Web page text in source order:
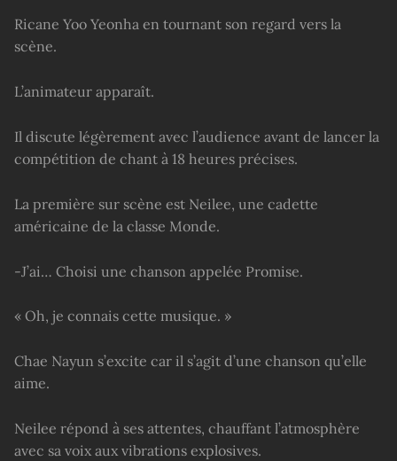
Ricane Yoo Yeonha en tournant son regard vers la
scène.
L’animateur apparaît.
Il discute légèrement avec l’audience avant de lancer la
compétition de chant à 18 heures précises.
La première sur scène est Neilee, une cadette
américaine de la classe Monde.
-J’ai… Choisi une chanson appelée Promise.
« Oh, je connais cette musique. »
Chae Nayun s’excite car il s’agit d’une chanson qu’elle
aime.
Neilee répond à ses attentes, chauffant l’atmosphère
avec sa voix aux vibrations explosives.